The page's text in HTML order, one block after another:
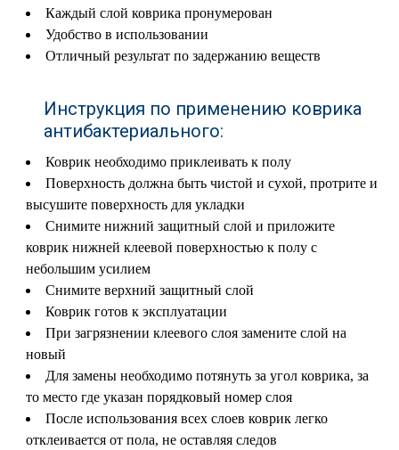
Каждый слой коврика пронумерован
Удобство в использовании
Отличный результат по задержанию веществ
Инструкция по применению коврика
антибактериального:
Коврик необходимо приклеивать к полу
Поверхность должна быть чистой и сухой, протрите и
высушите поверхность для укладки
Снимите нижний защитный слой и приложите
коврик нижней клеевой поверхностью к полу с
небольшим усилием
Снимите верхний защитный слой
Коврик готов к эксплуатации
При загрязнении клеевого слоя замените слой на
новый
Для замены необходимо потянуть за угол коврика, за
то место где указан порядковый номер слоя
После использования всех слоев коврик легко
отклеивается от пола, не оставляя следов